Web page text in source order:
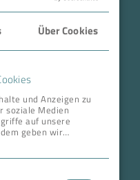
Über Cookies
und Anzeigen zu
soziale Medien
auf unsere
geben wir